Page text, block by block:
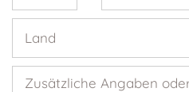
Land
Zusätzliche Angaben